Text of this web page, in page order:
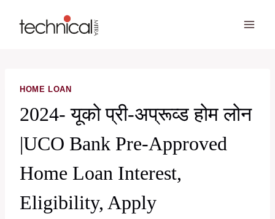
HOME LOAN
2024- यूको प्री-अप्रूव्ड होम लोन
|UCO Bank Pre-Approved
Home Loan Interest,
Eligibility, Apply